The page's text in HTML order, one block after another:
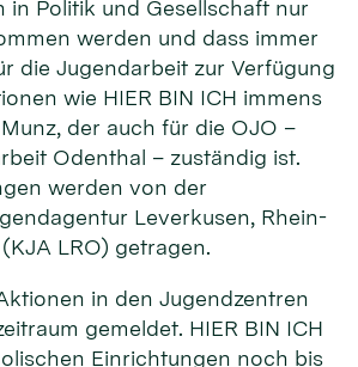
in Politik und Gesellschaft nur
werden und dass immer
die Jugendarbeit zur Verfügung
wie HIER BIN ICH immens
der auch für die OJO –
Odenthal – zuständig ist.
werden von der
Leverkusen, Rhein-
LRO) getragen.
in den Jugendzentren
gemeldet. HIER BIN ICH
Einrichtungen noch bis